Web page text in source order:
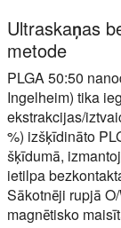
Ultraskaņas
metode
PLGA 50:50
Ingelheim) tika
ekstrakcijas/
%) izšķīdināto
šķīdumā,
ietilpa
Sākotnēji rupjā
magnētisko